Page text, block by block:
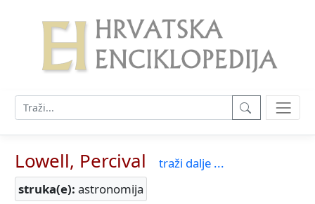
Lowell, Percival
traži dalje ...
struka(e): astronomija